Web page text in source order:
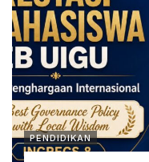
PENDIDIKAN